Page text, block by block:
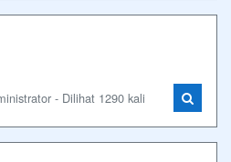
- Dilihat 1290 kali